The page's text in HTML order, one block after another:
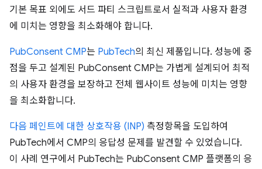
기본 목표 외에도 서드 파티 스크립트로서 실적과 사용자 환경
에 미치는 영향을 최소화해야 합니다.
PubConsent CMP는 PubTech의 최신 제품입니다. 성능에 중
점을 두고 설계된 PubConsent CMP는 가볍게 설계되어 최적
의 사용자 환경을 보장하고 전체 웹사이트 성능에 미치는 영향
을 최소화합니다.
다음 페인트에 대한 상호작용 (INP) 측정항목을 도입하여
PubTech에서 CMP의 응답성 문제를 발견할 수 있었습니다.
이 사례 연구에서 PubTech는 PubConsent CMP 플랫폼의 응